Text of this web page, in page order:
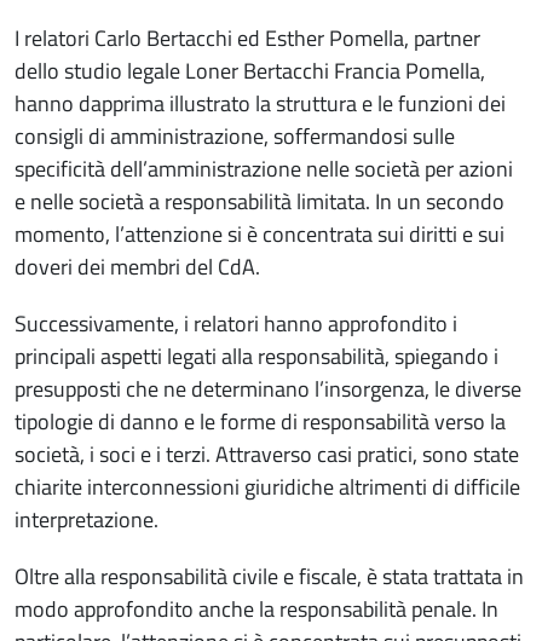
I relatori Carlo Bertacchi ed Esther Pomella, partner
dello studio legale Loner Bertacchi Francia Pomella,
hanno dapprima illustrato la struttura e le funzioni dei
consigli di amministrazione, soffermandosi sulle
specificità dell’amministrazione nelle società per azioni
e nelle società a responsabilità limitata. In un secondo
momento, l’attenzione si è concentrata sui diritti e sui
doveri dei membri del CdA.
Successivamente, i relatori hanno approfondito i
principali aspetti legati alla responsabilità, spiegando i
presupposti che ne determinano l’insorgenza, le diverse
tipologie di danno e le forme di responsabilità verso la
società, i soci e i terzi. Attraverso casi pratici, sono state
chiarite interconnessioni giuridiche altrimenti di difficile
interpretazione.
Oltre alla responsabilità civile e fiscale, è stata trattata in
modo approfondito anche la responsabilità penale. In